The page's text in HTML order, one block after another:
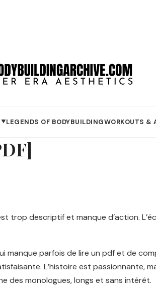
▼LEGENDS OF BODYBUILDINGWORKOUTS &
trop descriptif et manque d’action.
manque parfois de lire un pdf et de
L’histoire est passionnante,
des monologues, longs et sans intérêt.